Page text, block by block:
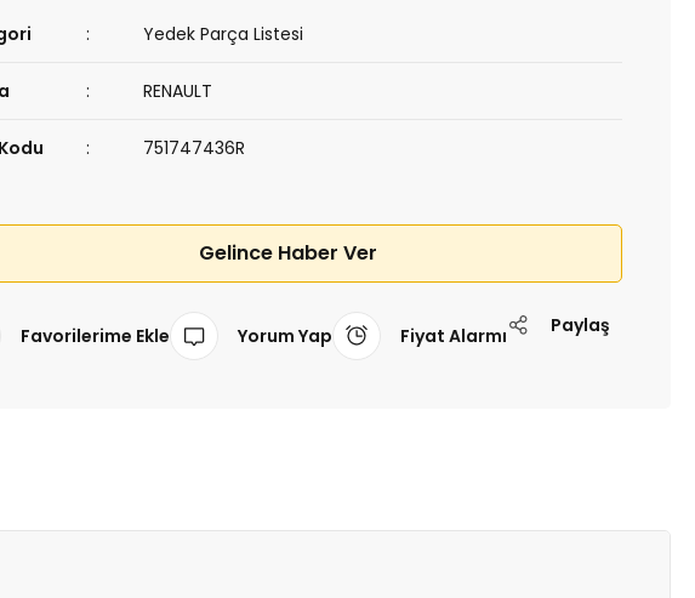
Yedek Parça Listesi
RENAULT
751747436R
Gelince Haber Ver
Yorum Yap Fiyat Alarmı Paylaş